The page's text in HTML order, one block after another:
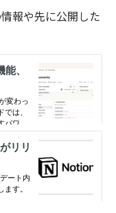
報や先に公開した